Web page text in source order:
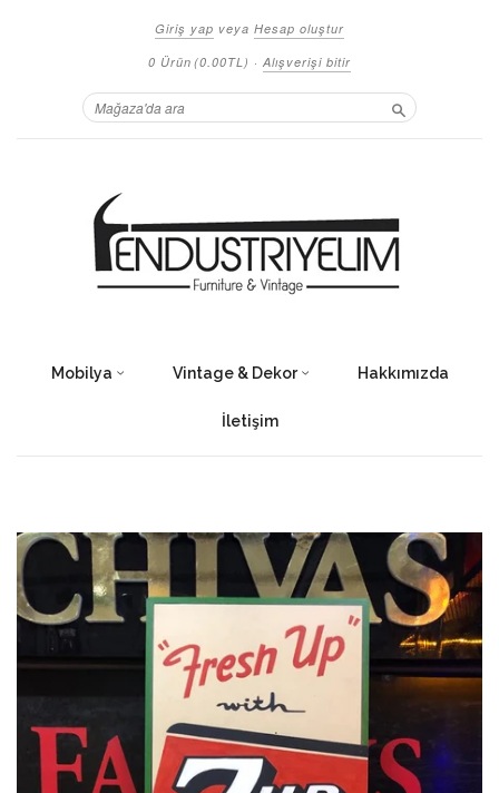
Giriş yap veya Hesap oluştur
0 Ürün (0.00TL) · Alışverişi bitir
Ara
Mobilya Vintage & Dekor Hakkımızda
İletişim